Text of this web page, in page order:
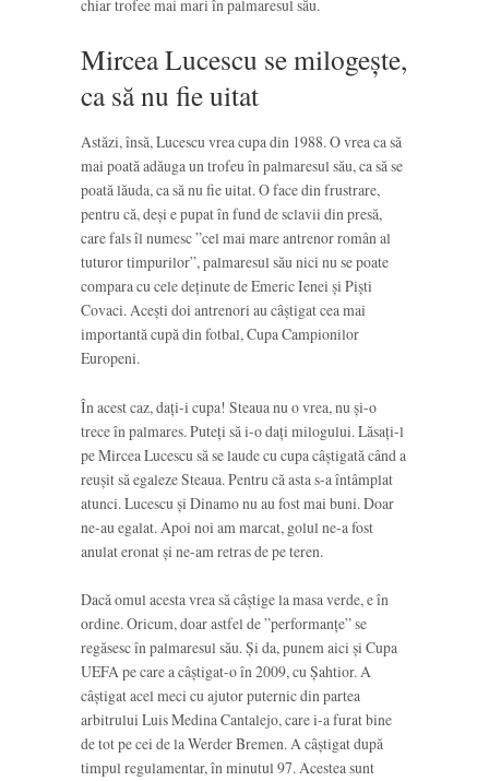
chiar trofee mai mari în palmaresul său.
Mircea Lucescu se milogește,
ca să nu fie uitat
Astăzi, însă, Lucescu vrea cupa din 1988. O vrea ca să
mai poată adăuga un trofeu în palmaresul său, ca să se
poată lăuda, ca să nu fie uitat. O face din frustrare,
pentru că, deși e pupat în fund de sclavii din presă,
care fals îl numesc ”cel mai mare antrenor român al
tuturor timpurilor”, palmaresul său nici nu se poate
compara cu cele deținute de Emeric Ienei și Piști
Covaci. Acești doi antrenori au câștigat cea mai
importantă cupă din fotbal, Cupa Campionilor
Europeni.
În acest caz, dați-i cupa! Steaua nu o vrea, nu și-o
trece în palmares. Puteți să i-o dați milogului. Lăsați-l
pe Mircea Lucescu să se laude cu cupa câștigată când a
reușit să egaleze Steaua. Pentru că asta s-a întâmplat
atunci. Lucescu și Dinamo nu au fost mai buni. Doar
ne-au egalat. Apoi noi am marcat, golul ne-a fost
anulat eronat și ne-am retras de pe teren.
Dacă omul acesta vrea să câștige la masa verde, e în
ordine. Oricum, doar astfel de ”performanțe” se
regăsesc în palmaresul său. Și da, punem aici și Cupa
UEFA pe care a câștigat-o în 2009, cu Șahtior. A
câștigat acel meci cu ajutor puternic din partea
arbitrului Luis Medina Cantalejo, care i-a furat bine
de tot pe cei de la Werder Bremen. A câștigat după
timpul regulamentar, în minutul 97. Acestea sunt